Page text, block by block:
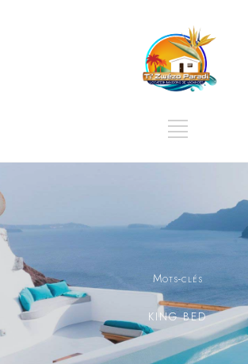
Mots-clés
KING BED